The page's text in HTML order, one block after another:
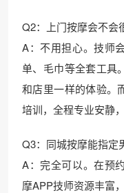
Q2：上门按摩会不会
A：不用担心。技师
单、毛巾等全套工具
和店里一样的体验。
培训，全程专业安静
Q3：同城按摩能指定
A：完全可以。在预
摩APP技师资源丰富